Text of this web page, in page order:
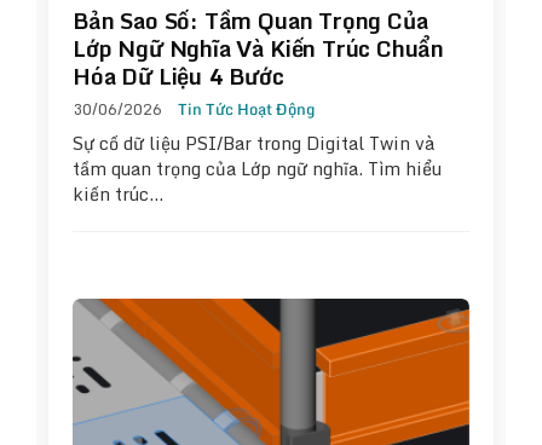
Bản Sao Số: Tầm Quan Trọng Của
Lớp Ngữ Nghĩa Và Kiến Trúc Chuẩn
Hóa Dữ Liệu 4 Bước
30/06/2026 Tin Tức Hoạt Động
Sự cố dữ liệu PSI/Bar trong Digital Twin và
tầm quan trọng của Lớp ngữ nghĩa. Tìm hiểu
kiến trúc…